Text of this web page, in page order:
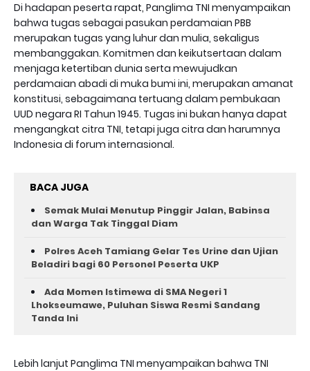
Di hadapan peserta rapat, Panglima TNI menyampaikan
bahwa tugas sebagai pasukan perdamaian PBB
merupakan tugas yang luhur dan mulia, sekaligus
membanggakan. Komitmen dan keikutsertaan dalam
menjaga ketertiban dunia serta mewujudkan
perdamaian abadi di muka bumi ini, merupakan amanat
konstitusi, sebagaimana tertuang dalam pembukaan
UUD negara RI Tahun 1945. Tugas ini bukan hanya dapat
mengangkat citra TNI, tetapi juga citra dan harumnya
Indonesia di forum internasional.
BACA JUGA
Semak Mulai Menutup Pinggir Jalan, Babinsa
dan Warga Tak Tinggal Diam
Polres Aceh Tamiang Gelar Tes Urine dan Ujian
Beladiri bagi 60 Personel Peserta UKP
Ada Momen Istimewa di SMA Negeri 1
Lhokseumawe, Puluhan Siswa Resmi Sandang
Tanda Ini
Lebih lanjut Panglima TNI menyampaikan bahwa TNI